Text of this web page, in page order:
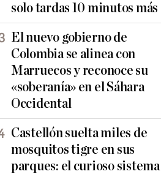
solo tardas 10 minutos más
El nuevo gobierno de
Colombia se alinea con
Marruecos y reconoce su
«soberanía» en el Sáhara
Occidental
Castellón suelta miles de
mosquitos tigre en sus
parques: el curioso sistema